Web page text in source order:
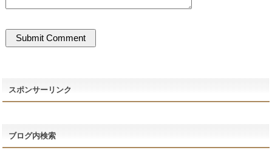
スポンサーリンク
ブログ内検索